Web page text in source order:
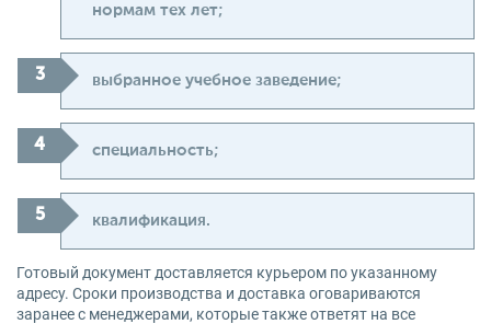
нормам тех лет;
выбранное учебное заведение;
специальность;
квалификация.
Готовый документ доставляется курьером по указанному
адресу. Сроки производства и доставка оговариваются
заранее с менеджерами, которые также ответят на все